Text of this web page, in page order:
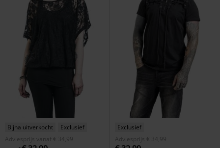
Bijna uitverkocht
Exclusief
Adviesprijs
vanaf € 34,99
Exclusief
Adviesprijs
€ 34,99